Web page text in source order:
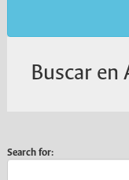
Buscar en
Search for: